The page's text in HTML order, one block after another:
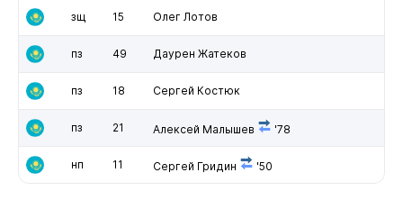
зщ 15 Олег Лотов
пз 49 Даурен Жатеков
пз 18 Сергей Костюк
пз 21 Алексей Малышев '78
нп 11 Сергей Гридин '50